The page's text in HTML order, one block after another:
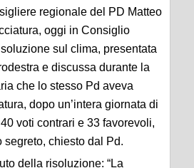
regionale del PD Matteo
oggi in Consiglio
sul clima, presentata
e discussa durante la
che lo stesso Pd aveva
dopo un’intera giornata di
voti contrari e 33 favorevoli,
segreto, chiesto dal Pd.
della risoluzione: “La